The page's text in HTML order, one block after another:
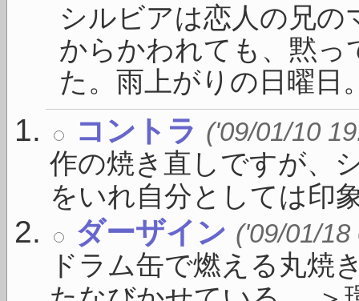
シルビアは恋人の兄
からかわれても、黙
た。雨上がりの日曜日
コントラ ('09/01/10
作の焼き直しですが、
をいれ自分としては印
ダーザイン ('09/01/18
ドラム缶で燃える丸焼